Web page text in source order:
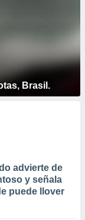
Brasil.
advierte de
y señala
puede llover